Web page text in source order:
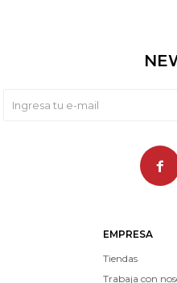
EMPRESA
Tiendas
Trabaja con
